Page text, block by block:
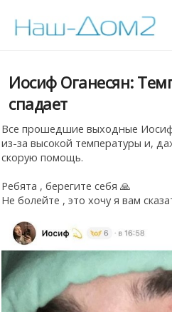
Иосиф Оганесян:
спадает
Все прошедшие выходные Иосиф
из-за высокой температуры и,
скорую помощь.
Ребята , берегите себя 🙏
Не болейте , это хочу я вам